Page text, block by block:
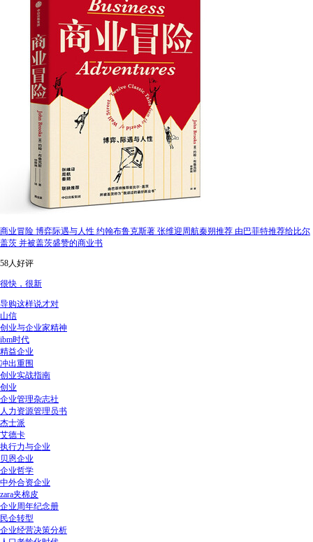
商业冒险 博弈际遇与人性 约翰布鲁克斯著 张维迎周航秦朔推荐 由巴菲特推荐给比尔
盖茨 并被盖茨盛赞的商业书
58人好评
很快，很新
导购这样说才对
山信
创业与企业家精神
ibm时代
精益企业
冲出重围
创业实战指南
创业
企业管理杂志社
人力资源管理员书
杰士派
艾德卡
执行力与企业
贝恩企业
企业哲学
中外合资企业
zara夹棉皮
企业周年纪念册
民企转型
企业经营决策分析